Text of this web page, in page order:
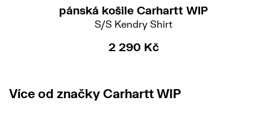
pánská košile Carhartt WIP
S/S Kendry Shirt
2 290 Kč
Více od značky Carhartt WIP